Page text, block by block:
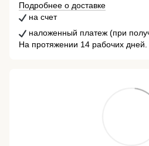
Подробнее о доставке
на счет
наложенный платеж (при
На протяжении 14 рабочих дней.